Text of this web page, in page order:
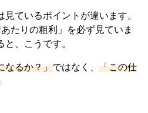
ているポイントが違います。
たりの粗利」を必ず見ていま
、こうです。
なるか？」ではなく、「この仕